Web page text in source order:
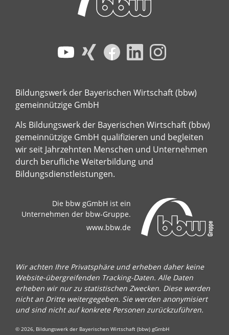
Bildungswerk der Bayerischen Wirtschaft (bbw)
gemeinnützige GmbH
Als Bildungswerk der Bayerischen Wirtschaft (bbw)
gemeinnützige GmbH qualifizieren und begleiten
wir seit Jahrzehnten Menschen und Unternehmen
durch berufliche Weiterbildung und
Bildungsdienstleistungen.
Die bbw gGmbH ist ein
Unternehmen der bbw-Gruppe.
www.bbw.de
Wir achten Ihre Privatsphäre und erheben daher keine
Website-übergreifenden Tracking-Daten. Alle Daten
erheben wir nur zu statistischen Zwecken. Diese werden
nicht an Dritte weitergegeben. Sie werden anonymisiert
und sind nicht auf konkrete Personen zurückzuführen.
© 2026, Bildungswerk der Bayerischen Wirtschaft (bbw) gGmbH